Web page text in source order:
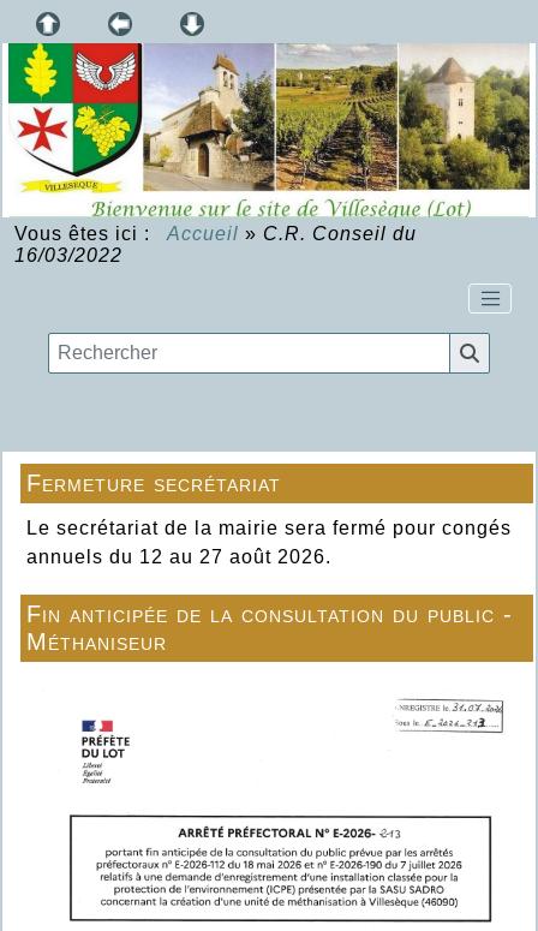
Vous êtes ici : Accueil » C.R. Conseil du
16/03/2022
Fermeture secrétariat
Le secrétariat de la mairie sera fermé pour congés
annuels du 12 au 27 août 2026.
Fin anticipée de la consultation du public -
Méthaniseur